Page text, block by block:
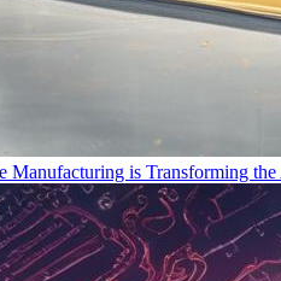
is Transforming